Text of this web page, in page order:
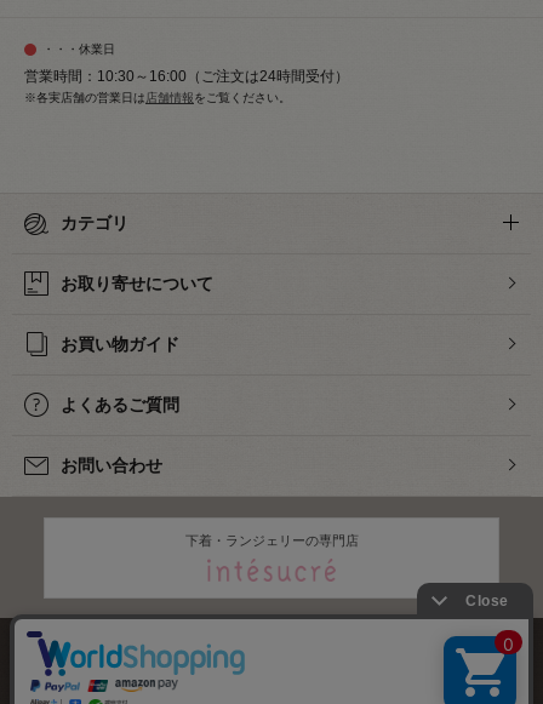
・・・休業日
営業時間：10:30～16:00（ご注文は24時間受付）
※各実店舗の営業日は 店舗情報をご覧ください。
カテゴリ
お取り寄せについて
お買い物ガイド
よくあるご質問
お問い合わせ
下着・ランジェリーの専門店
株式会社オカダヤ